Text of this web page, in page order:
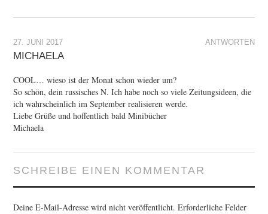
ANTWORTEN
27. JUNI 2017
MICHAELA
COOL… wieso ist der Monat schon wieder um?
So schön, dein russisches N. Ich habe noch so viele Zeitungsideen, die
ich wahrscheinlich im September realisieren werde.
Liebe Grüße und hoffentlich bald Minibücher
Michaela
SCHREIBE EINEN KOMMENTAR
Deine E-Mail-Adresse wird nicht veröffentlicht. Erforderliche Felder